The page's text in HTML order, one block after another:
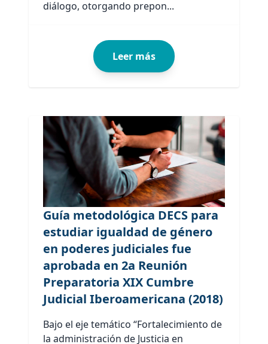
diálogo, otorgando prepon...
Leer más
Guía metodológica DECS para
estudiar igualdad de género
en poderes judiciales fue
aprobada en 2a Reunión
Preparatoria XIX Cumbre
Judicial Iberoamericana (2018)
Bajo el eje temático “Fortalecimiento de
la administración de Justicia en